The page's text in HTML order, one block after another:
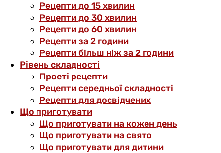
Рецепти до 15 хвилин
Рецепти до 30 хвилин
Рецепти до 60 хвилин
Рецепти за 2 години
Рецепти більш ніж за 2 години
Рівень складності
Прості рецепти
Рецепти середньої складності
Рецепти для досвідчених
Що приготувати
Що приготувати на кожен день
Що приготувати на свято
Що приготувати для дитини